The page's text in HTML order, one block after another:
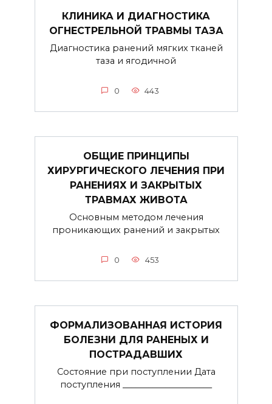
КЛИНИКА И ДИАГНОСТИКА
ОГНЕСТРЕЛЬНОЙ ТРАВМЫ ТАЗА
Диагностика ранений мягких тканей
таза и ягодичной
0 443
ОБЩИЕ ПРИНЦИПЫ
ХИРУРГИЧЕСКОГО ЛЕЧЕНИЯ ПРИ
РАНЕНИЯХ И ЗАКРЫТЫХ
ТРАВМАХ ЖИВОТА
Основным методом лечения
проникающих ранений и закрытых
0 453
ФОРМАЛИЗОВАННАЯ ИСТОРИЯ
БОЛЕЗНИ ДЛЯ РАНЕНЫХ И
ПОСТРАДАВШИХ
Состояние при поступлении Дата
поступления _____________________